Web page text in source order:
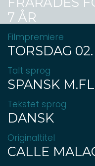
7 ÅR
Filmpremiere
TORSDAG
Talt sprog
SPANSK
Tekstet sprog
DANSK
Originaltitel
CALLE